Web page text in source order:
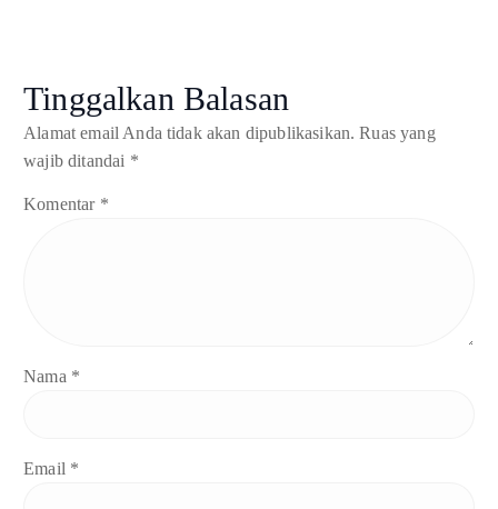
Tinggalkan Balasan
Alamat email Anda tidak akan dipublikasikan. Ruas yang
wajib ditandai *
Komentar *
Nama *
Email *